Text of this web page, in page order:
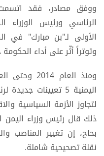
ووفق مصادر، فقد
الرئاسي ورئيس الوزراء
الأولى لـ"بن مبارك" في
وتوتراً أثّر على أداء
اليمنية 5
لتجاوز الأزمة السياسية
ذلك قال رئيس وزراء
بحاح، إن تغيير المناصب
نقلة تصحيحية شاملة.